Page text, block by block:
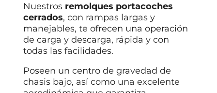
Nuestros remolques portacoches
cerrados, con rampas largas y
manejables, te ofrecen una operación
de carga y descarga, rápida y con
todas las facilidades.
Poseen un centro de gravedad de
chasis bajo, así como una excelente